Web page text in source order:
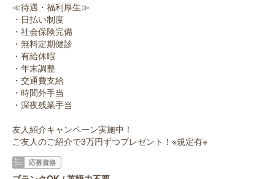
≪待遇・福利厚生≫
・日払い制度
・社会保険完備
・無料定期健診
・有給休暇
・年末調整
・交通費支給
・時間外手当
・深夜残業手当
友人紹介キャンペーン実施中！
ご友人のご紹介で3万円ずつプレゼント！※規定有※
応募資格